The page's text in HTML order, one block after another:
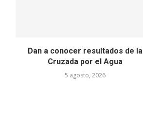
Dan a conocer resultados de la
Cruzada por el Agua
5 agosto, 2026